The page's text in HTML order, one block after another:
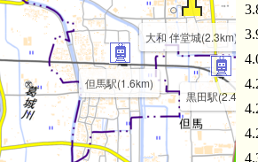
但馬駅(1.6km)
黒田駅(2.4km)
大和 伴堂城(2.3km)